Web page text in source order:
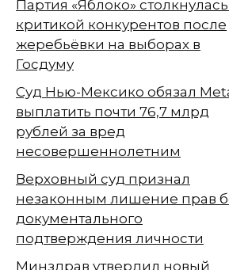
Партия «Яблоко»
критикой конкурентов после
жеребьёвки на выборах в
Госдуму
Суд Нью-Мексико обязал
выплатить почти 76,7 млрд
рублей за вред
несовершеннолетним
Верховный суд признал
незаконным лишение прав
документального
подтверждения личности
Минздрав утвердил новый